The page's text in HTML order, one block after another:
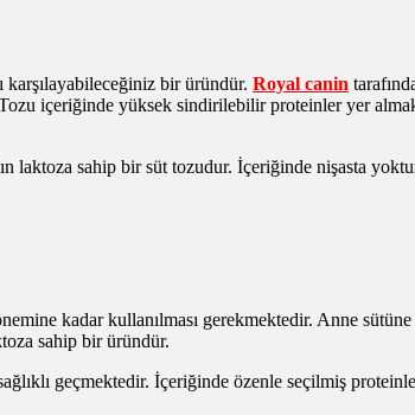
bir üründür. Royal canin
içeriğinde yüksek sindirilebilir proteinler yer
laktoza sahip bir süt tozudur. İçeriğinde nişasta
kadar kullanılması gerekmektedir. Anne
sahip bir üründür.
geçmektedir. İçeriğinde özenle seçilmiş